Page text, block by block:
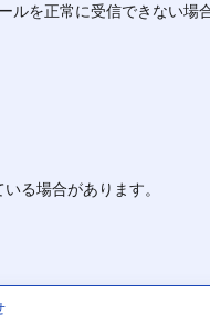
を正常に受信できない場
る場合があります。